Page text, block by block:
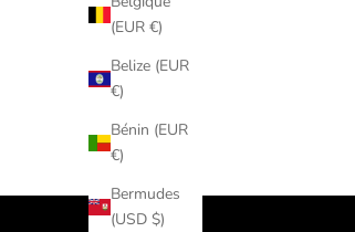
(EUR €)
Belize (EUR
€)
Bénin (EUR
€)
Bermudes
(USD $)